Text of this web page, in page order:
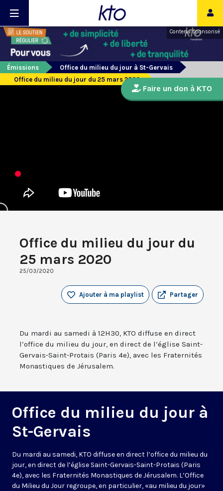
Contenu sponsorisé
Émissions
Office du milieu du jour à St-Gervais
Office du milieu du jour du 25 mars 2020
Office du milieu du jour du
25 mars 2020
25/03/2020
Partager
Ajouter à ma playlist
Du mardi au samedi à 12H30, KTO diffuse en direct
l’office du milieu du jour, en direct de l’église Saint-
Gervais-Saint-Protais (Paris 4e), avec les Fraternités
Monastiques de Jérusalem.
Office du milieu du jour à
St-Gervais
Du mardi au samedi, KTO diffuse en direct l’office du milieu du
jour, en direct de l’église Saint-Gervais-Saint-Protais (Paris
4e), avec les Fraternités Monastiques de Jérusalem. L’Office
du Milieu du Jour regroupe, en particulier, «au milieu du jour»
Faire un don à KTO